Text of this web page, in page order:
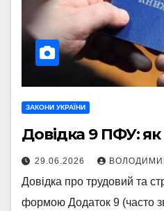
ЗАКОНИ УКРАЇНИ
Довідка 9 ПФУ:
29.06.2026
Довідка про трудовий та
формою Додаток 9 (часто